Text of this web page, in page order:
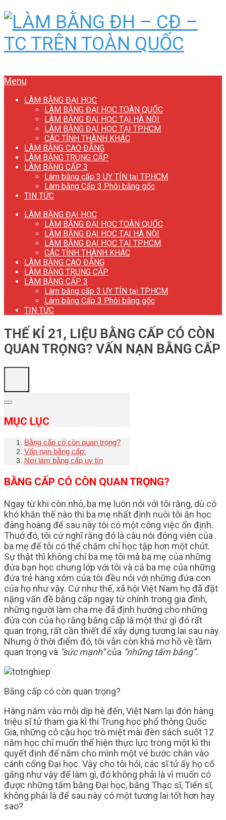
Menu
LÀM BẰNG ĐẠI HỌC
LÀM BẰNG ĐẠI HỌC TOÀN QUỐC
LÀM BẰNG ĐẠI HỌC TẠI HÀ NỘI
LÀM BẰNG ĐẠI HỌC TẠI TP.HCM
CÁC TỈNH THÀNH KHÁC
LÀM BẰNG CAO ĐẲNG
LÀM BẰNG TRUNG CẤP
LÀM BẰNG CẤP 3
Làm bằng cấp 3 UY TÍN tại TP.HCM
Làm bằng Cấp 3 Phôi bằng gốc
TIN TỨC
LÀM BẰNG ĐẠI HỌC
LÀM BẰNG ĐẠI HỌC TOÀN QUỐC
LÀM BẰNG ĐẠI HỌC TẠI HÀ NỘI
LÀM BẰNG ĐẠI HỌC TẠI TP.HCM
CÁC TỈNH THÀNH KHÁC
LÀM BẰNG CAO ĐẲNG
LÀM BẰNG TRUNG CẤP
LÀM BẰNG CẤP 3
Làm bằng cấp 3 UY TÍN tại TP.HCM
Làm bằng Cấp 3 Phôi bằng gốc
TIN TỨC
THẾ KỈ 21, LIỆU BẰNG CẤP CÓ CÒN
QUAN TRỌNG? VẤN NẠN BẰNG CẤP
MỤC LỤC
Bằng cấp có còn quan trọng?
Vấn nạn bằng cấp:
Nơi làm bằng cấp uy tín
BẰNG CẤP CÓ CÒN QUAN TRỌNG?
Ngay từ khi còn nhỏ, ba mẹ luôn nói với tôi rằng, dù có
khó khăn thế nào thì ba mẹ nhất định nuôi tôi ăn học
đàng hoàng để sau này tôi có một công việc ổn định.
Thuở đó, tôi cứ nghĩ rằng đó là câu nói động viên của
ba mẹ để tôi có thể chăm chỉ học tập hơn một chút.
Sự thật thì không chỉ ba mẹ tôi mà ba mẹ của những
đứa bạn học chung lớp với tôi và cả ba mẹ của những
đứa trẻ hàng xóm của tôi đều nói với những đứa con
của họ như vậy. Cứ như thế, xã hội Việt Nam họ đã đặt
nặng vấn đề bằng cấp ngay từ chính trong gia đình,
những người làm cha mẹ đã định hướng cho những
đứa con của họ rằng bằng cấp là một thứ gì đó rất
quan trọng, rất cần thiết để xây dựng tương lai sau này.
Nhưng ở thời điểm đó, tôi vẫn còn khá mơ hồ về tầm
quan trọng và “sức mạnh”của “những tấm bằng”.
Bằng cấp có còn quan trọng?
Hàng năm vào mỗi dịp hè đến, Việt Nam lại đón hàng
triệu sĩ tử tham gia kì thi Trung học phổ thông Quốc
Gia, những cô cậu học trò miệt mài đèn sách suốt 12
năm học chỉ muốn thể hiện thực lực trong một kì thi
quyết định để nắm cho mình một vé bước chân vào
cánh cổng Đại học. Vậy cho tôi hỏi, các sĩ tử ấy họ cố
gắng như vậy để làm gì, đó không phải là vì muốn có
được những tấm bằng Đại học, bằng Thạc sĩ, Tiến sĩ,
không phải là để sau này có một tương lai tốt hơn hay
sao?